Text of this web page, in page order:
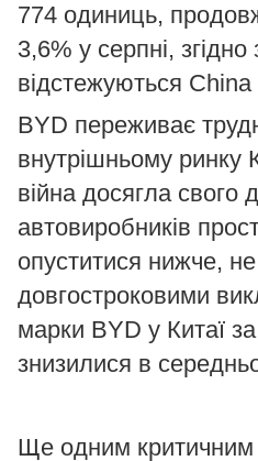
774 одиниць,
3,6% у серпні,
відстежуються
BYD переживає
внутрішньому ринку
війна досягла свого
автовиробників
опуститися нижче, не
довгостроковими
марки BYD у Китаї за
знизилися в
Ще одним